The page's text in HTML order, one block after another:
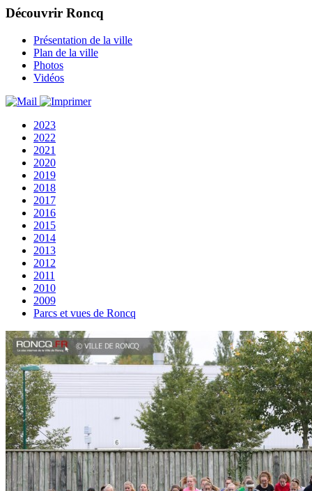
Découvrir Roncq
Présentation de la ville
Plan de la ville
Photos
Vidéos
2023
2022
2021
2020
2019
2018
2017
2016
2015
2014
2013
2012
2011
2010
2009
Parcs et vues de Roncq